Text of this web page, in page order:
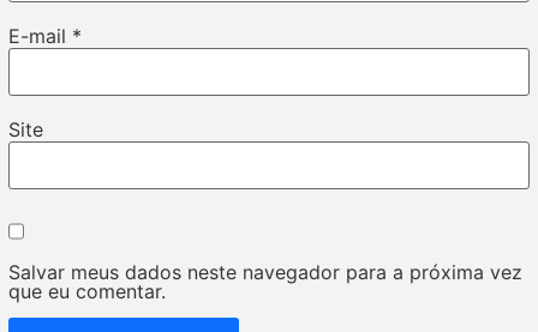
E-mail *
Site
Salvar meus dados neste navegador para a próxima vez
que eu comentar.